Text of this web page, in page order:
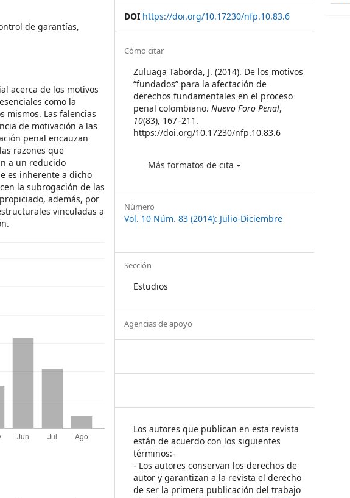
de garantías,
acerca de los motivos
como la
mismos. Las falencias
de motivación a las
penal encauzan
razones que
a un reducido
es inherente a dicho
la subrogación de las
además, por
vinculadas a
DOI https://doi.org/10.17230/nfp.10.83.6
Article
Details
Cómo citar
Zuluaga Taborda, J. (2014). De los motivos
“fundados” para la afectación de
derechos fundamentales en el proceso
penal colombiano.Nuevo Foro Penal,
10(83), 167–211.
https://doi.org/10.17230/nfp.10.83.6
Más formatos de cita
Número
Vol. 10 Núm. 83 (2014): Julio-Diciembre
Sección
Estudios
Agencias de apoyo
Los autores que publican en esta revista
están de acuerdo con los siguientes
términos:-
- Los autores conservan los derechos de
autor y garantizan a la revista el derecho
de ser la primera publicación del trabajo